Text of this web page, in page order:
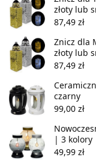
złoty lub
87,49 zł
Znicz dla
złoty lub
87,49 zł
czarny
99,00 zł
| 3 kolory
49,99 zł